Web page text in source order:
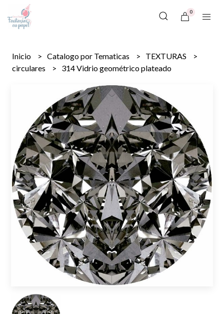
0
Inicio Catalogo por Tematicas
TEXTURAS
circulares
314 Vidrio geométrico plateado